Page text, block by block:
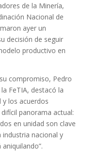
de la Minería,
Nacional de
ayer un
decisión de seguir
productivo en
compromiso, Pedro
FeTIA, destacó la
y los acuerdos
panorama actual:
en unidad son clave
industria nacional y